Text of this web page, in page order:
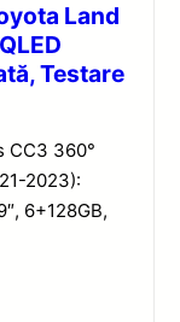
Land
Testare
CC3 360°
2023):
6+128GB,